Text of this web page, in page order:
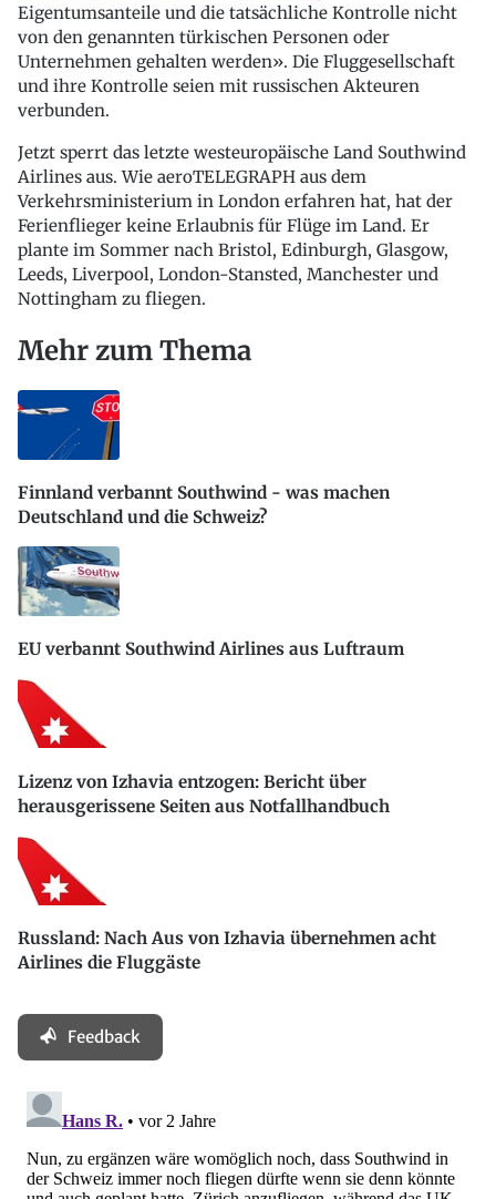
Eigentumsanteile und die tatsächliche Kontrolle nicht
von den genannten türkischen Personen oder
Unternehmen gehalten werden». Die Fluggesellschaft
und ihre Kontrolle seien mit russischen Akteuren
verbunden.
Jetzt sperrt das letzte westeuropäische Land Southwind
Airlines aus. Wie aeroTELEGRAPH aus dem
Verkehrsministerium in London erfahren hat, hat der
Ferienflieger keine Erlaubnis für Flüge im Land. Er
plante im Sommer nach Bristol, Edinburgh, Glasgow,
Leeds, Liverpool, London-Stansted, Manchester und
Nottingham zu fliegen.
Mehr zum Thema
Finnland verbannt Southwind - was machen
Deutschland und die Schweiz?
EU verbannt Southwind Airlines aus Luftraum
Lizenz von Izhavia entzogen: Bericht über
herausgerissene Seiten aus Notfallhandbuch
Russland: Nach Aus von Izhavia übernehmen acht
Airlines die Fluggäste
Feedback